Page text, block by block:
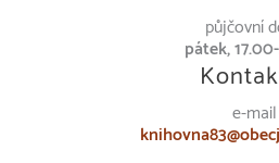
půjčovní
pátek,
e-mail